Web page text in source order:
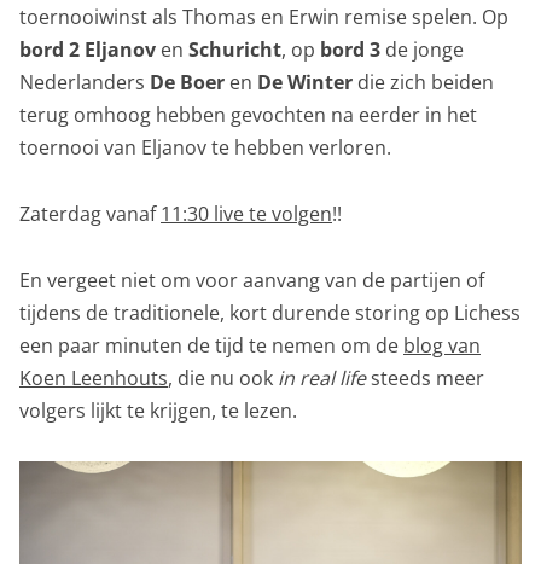
toernooiwinst als Thomas en Erwin remise spelen. Op
bord 2 Eljanov en Schuricht, op bord 3 de jonge
Nederlanders De Boer en De Winter die zich beiden
terug omhoog hebben gevochten na eerder in het
toernooi van Eljanov te hebben verloren.
Zaterdag vanaf11:30 live te volgen!!
En vergeet niet om voor aanvang van de partijen of
tijdens de traditionele, kort durende storing op Lichess
een paar minuten de tijd te nemen om de blog van
Koen Leenhouts, die nu ook in real lifesteeds meer
volgers lijkt te krijgen, te lezen.